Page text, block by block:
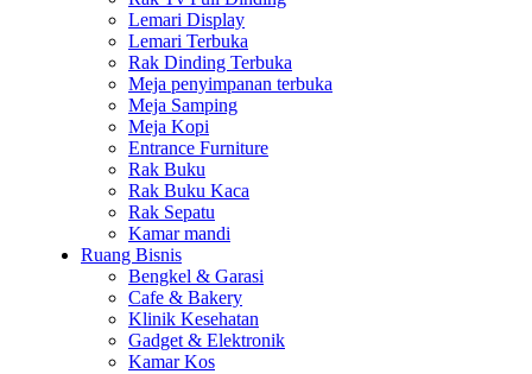
Lemari Display
Lemari Terbuka
Rak Dinding Terbuka
Meja penyimpanan terbuka
Meja Samping
Meja Kopi
Entrance Furniture
Rak Buku
Rak Buku Kaca
Rak Sepatu
Kamar mandi
Ruang Bisnis
Bengkel & Garasi
Cafe & Bakery
Klinik Kesehatan
Gadget & Elektronik
Kamar Kos